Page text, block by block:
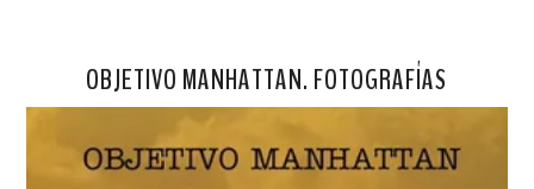
OBJETIVO MANHATTAN. FOTOGRAFÍAS